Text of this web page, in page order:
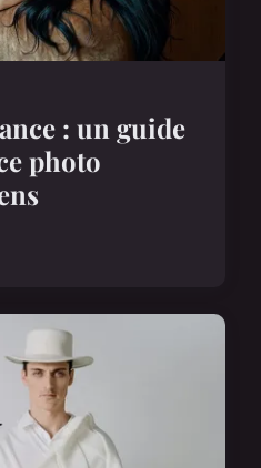
: un guide
photo